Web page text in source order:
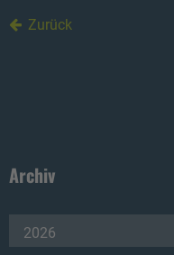
Zurück
Archiv
2026